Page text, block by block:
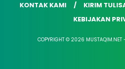
KONTAK KAMI KIRIM
KEBIJAKAN
COPYRIGHT © 2026 MUSTAQIM.NET